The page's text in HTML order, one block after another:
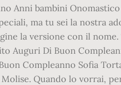
Anni bambini
ma tu sei la nostra
la versione con il
Auguri Di Buon
Compleanno Sofia
Quando lo vorrai,